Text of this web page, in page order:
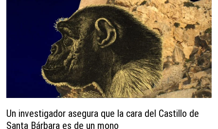
Un investigador asegura que la cara del Castillo de
Santa Bárbara es de un mono